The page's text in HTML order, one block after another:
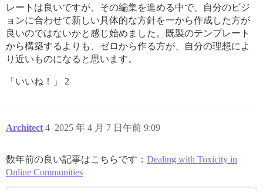
レートは良いですが、その編集を進める中で、自分のビジ
ョンに合わせて新しい具体的な方針を一から作成した方が
良いのではないかと感じ始めました。既製のテンプレート
から構築するよりも、ゼロから作る方が、自分の理想によ
り近いものになると思います。
「いいね！」 2
Architect 2025 年 4 月 7 日午前 9:09
4
数年前の良い記事はこちらです： Dealing with Toxicity in
Online Communities